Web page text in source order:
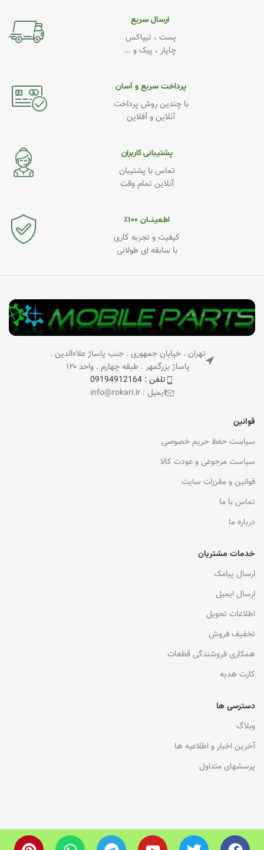
ارسال سریع
پست ، تیپاکس
چاپار ، پیک و ...
پرداخت سریع و آسان
با چندین روش پرداخت
آنلاین و آفلاین
پشتیبانی کاربران
تماس با پشتیبان
آنلاین تمام وقت
اطـمینــان ۱۰۰٪
کیفیت و تجربه کاری
با سابقه ای طولانی
تهران . خیابان جمهوری . جنب پاساژ علاءالدین .
پاساژ بزرگمهر . طبقه چهارم . واحد ۱۲۰
تلفن : 09194912164
ایمیل : info@rokari.ir
قوانین
سیاست حفظ حریم خصوصی
سیاست مرجوعی و عودت کالا
قوانین و مقررات سایت
تماس با ما
درباره ما
خدمات مشتریان
ارسال پیامک
ارسال ایمیل
اطلاعات تحویل
تخفیف فروش
همکاری فروشندگی قطعات
کارت هدیه
دسترسی ها
وبلاگ
آخرین اخبار و اطلاعیه ها
پرسشهای متداول